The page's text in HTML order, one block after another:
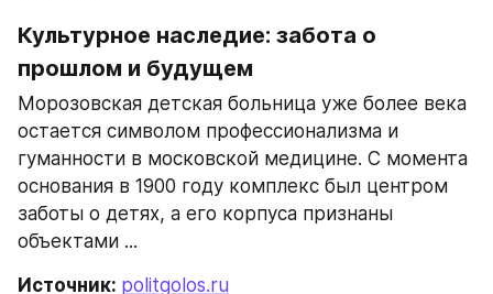
Культурное наследие: забота о
прошлом и будущем
Морозовская детская больница уже более века
остается символом профессионализма и
гуманности в московской медицине. С момента
основания в 1900 году комплекс был центром
заботы о детях, а его корпуса признаны
объектами ...
Источник: politgolos.ru